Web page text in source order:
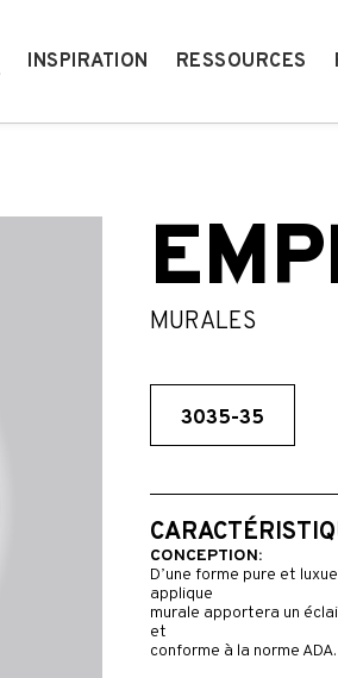
INSPIRATION RESSOURCES
MURALES
3035-35
CONCEPTION:
D’une forme pure et
applique
murale apportera un
et
conforme à la norme ADA.